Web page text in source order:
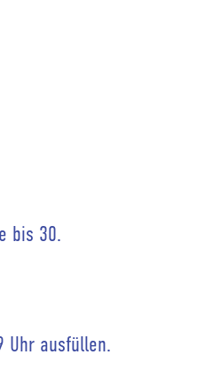
bis 30.
Uhr ausfüllen.